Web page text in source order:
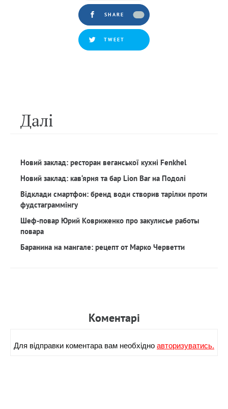
SHARE
TWEET
Далi
Новий заклад: ресторан веганської кухні Fenkhel
Новий заклад: кав‘ярня та бар Lion Bar на Подолі
Відклади смартфон: бренд води створив тарілки проти
фудстаграммінгу
Шеф-повар Юрий Ковриженко про закулисье работы
повара
Баранина на мангале: рецепт от Марко Черветти
Коментарi
Для вiдправки коментара вам необхiдноавторизуватись.